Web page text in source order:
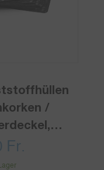
/
Pack)
Fr.